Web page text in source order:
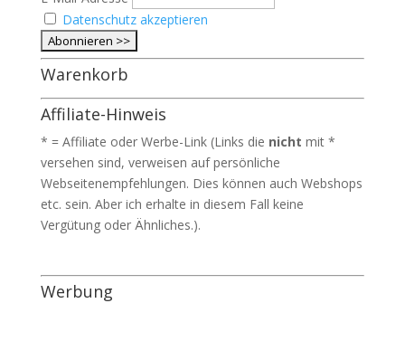
Datenschutz akzeptieren
Warenkorb
Affiliate-Hinweis
* = Affiliate oder Werbe-Link (Links die nicht mit *
versehen sind, verweisen auf persönliche
Webseitenempfehlungen. Dies können auch Webshops
etc. sein. Aber ich erhalte in diesem Fall keine
Vergütung oder Ähnliches.).
Werbung